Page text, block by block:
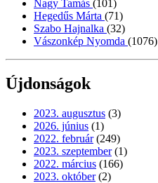
Nagy Tamás (101)
Hegedűs Márta (71)
Szabo Hajnalka (32)
Vászonkép Nyomda (1076)
Újdonságok
2023. augusztus (3)
2026. június (1)
2022. február (249)
2023. szeptember (1)
2022. március (166)
2023. október (2)